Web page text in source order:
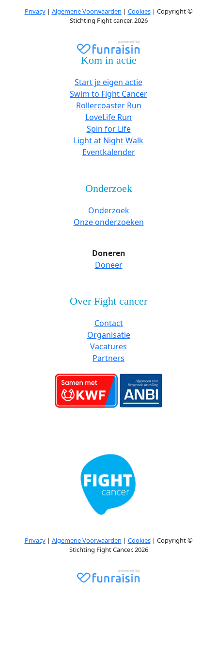
Privacy| Algemene Voorwaarden | Cookies| Copyright ©
Stichting Fight cancer. 2026
Kom in actie
Start je eigen actie
Swim to Fight Cancer
Rollercoaster Run
LoveLife Run
Spin for Life
Light at Night Walk
Eventkalender
Onderzoek
Onderzoek
Onze onderzoeken
Doneren
Doneer
Over Fight cancer
Contact
Organisatie
Vacatures
Partners
Privacy| Algemene Voorwaarden | Cookies| Copyright ©
Stichting Fight Cancer. 2026